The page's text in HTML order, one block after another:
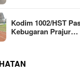
Kodim 1002/HST
Kebugaran Prajur…